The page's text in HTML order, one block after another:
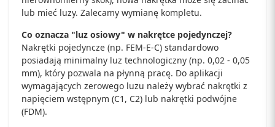
lub mieć luzy. Zalecamy wymianę kompletu.
Co oznacza "luz osiowy" w nakrętce pojedynczej?
Nakrętki pojedyncze (np. FEM-E-C) standardowo
posiadają minimalny luz technologiczny (np. 0,02 - 0,05
mm), który pozwala na płynną pracę. Do aplikacji
wymagających zerowego luzu należy wybrać nakrętki z
napięciem wstępnym (C1, C2) lub nakrętki podwójne
(FDM).